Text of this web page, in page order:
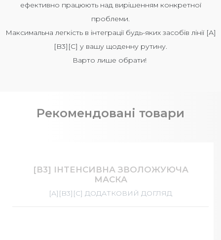
ефективно працюють над вирішенням конкретної
проблеми.
Максимальна легкість в інтеграції будь-яких засобів лінії [А]
[B3][С] у вашу щоденну рутину.
Варто лише обрати!
Рекомендовані товари
[В3] ІНТЕНСИВНА ЗВОЛОЖУЮЧА
МАСКА
[А][B3][С] ДОДАТКОВИЙ ДОГЛЯД